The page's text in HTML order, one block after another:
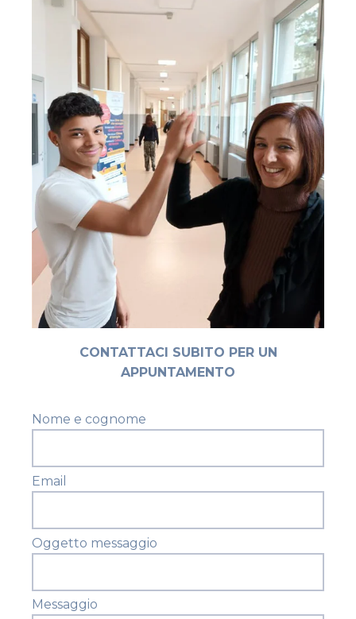
CONTATTACI SUBITO PER UN
APPUNTAMENTO
Nome e cognome
Email
Oggetto messaggio
Messaggio